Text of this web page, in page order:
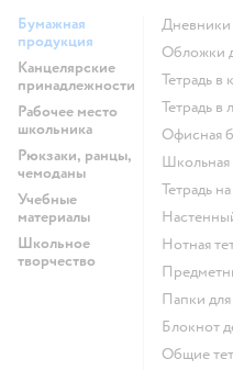
Бумажная
продукция
Канцелярские
принадлежности
Рабочее место
школьника
Рюкзаки, ранцы,
чемоданы
Учебные
материалы
Школьное
творчество
Дневники
Обложки
Тетрадь в
Тетрадь в
Офисная
Тетрадь
Нотная
Папки
Блокнот
Общие